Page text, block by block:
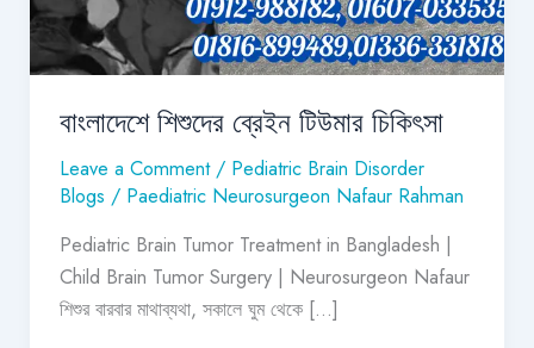
বাংলাদেশে শিশুদের ব্রেইন টিউমার চিকিৎসা
Leave a Comment / Pediatric Brain Disorder
Blogs / Paediatric Neurosurgeon Nafaur Rahman
Pediatric Brain Tumor Treatment in Bangladesh |
Child Brain Tumor Surgery | Neurosurgeon Nafaur
শিশুর বারবার মাথাব্যথা, সকালে ঘুম থেকে […]